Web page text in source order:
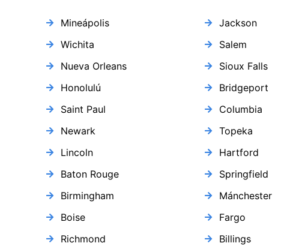
Mineápolis
Wichita
Nueva Orleans
Honolulú
Saint Paul
Newark
Lincoln
Baton Rouge
Birmingham
Boise
Richmond
Jackson
Salem
Sioux Falls
Bridgeport
Columbia
Topeka
Hartford
Springfield
Mánchester
Fargo
Billings